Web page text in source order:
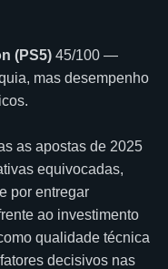
(PS5) 45/100 —
mas desempenho
as apostas de 2025
equivocadas,
por entregar
ao investimento
qualidade técnica
decisivos nas